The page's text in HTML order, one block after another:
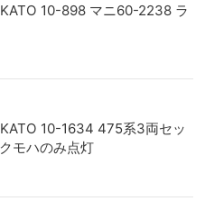
KATO 10-898 マニ60-2238 ラ
KATO 10-1634 475系3両セッ
モハのみ点灯